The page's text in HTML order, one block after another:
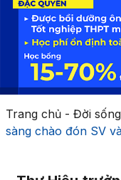
Trang chủ- Đời
sàng chào đón SV